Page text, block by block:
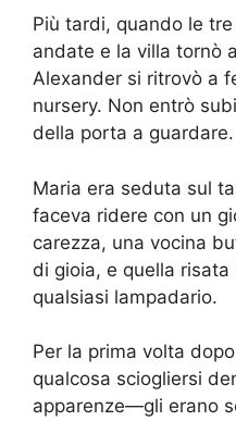
Più tardi, quando le
andate e la villa tornò
Alexander si ritrovò a
nursery. Non entrò
della porta a guardare.
Maria era seduta sul
faceva ridere con un
carezza, una vocina
di gioia, e quella
qualsiasi lampadario.
Per la prima volta
qualcosa sciogliersi
apparenze—gli erano